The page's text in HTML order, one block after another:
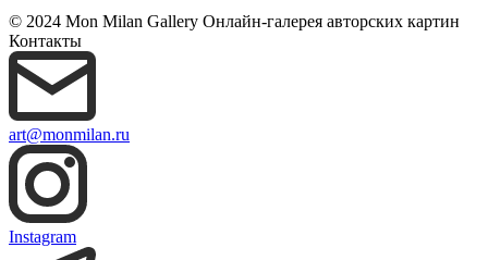
© 2024 Mon Milan Gallery Онлайн-галерея авторских картин
Контакты
art@monmilan.ru
Instagram